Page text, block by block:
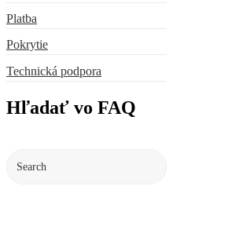
Platba
Pokrytie
Technická podpora
Hľadať vo FAQ